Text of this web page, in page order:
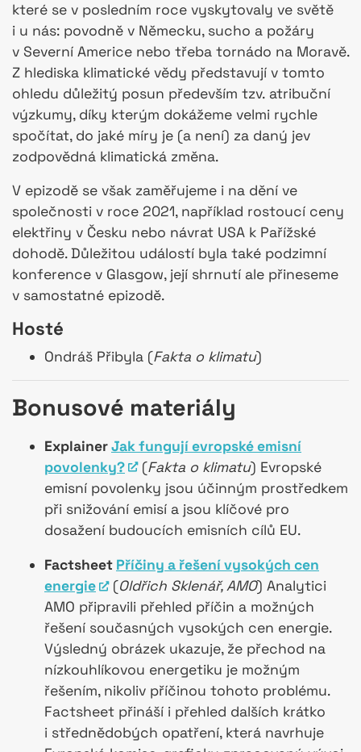
které se v posledním roce vyskytovaly ve světě
i u nás: povodně v Německu, sucho a požáry
v Severní Americe nebo třeba tornádo na Moravě.
Z hlediska klimatické vědy představují v tomto
ohledu důležitý posun především tzv. atribuční
výzkumy, díky kterým dokážeme velmi rychle
spočítat, do jaké míry je (a není) za daný jev
zodpovědná klimatická změna.
V epizodě se však zaměřujeme i na dění ve
společnosti v roce 2021, například rostoucí ceny
elektřiny v Česku nebo návrat USA k Pařížské
dohodě. Důležitou událostí byla také podzimní
konference v Glasgow, její shrnutí ale přineseme
v samostatné epizodě.
Hosté
Ondráš Přibyla (Fakta o klimatu)
Bonusové materiály
ExplainerJak fungují evropské emisní
povolenky?
(Fakta o klimatu) Evropské
emisní povolenky jsou účinným prostředkem
při snižování emisí a jsou klíčové pro
dosažení budoucích emisních cílů EU.
Factsheet Příčiny a řešení vysokých cen
energie
(Oldřich Sklenář, AMO) Analytici
AMO připravili přehled příčin a možných
řešení současných vysokých cen energie.
Výsledný obrázek ukazuje, že přechod na
nízkouhlíkovou energetiku je možným
řešením, nikoliv příčinou tohoto problému.
Factsheet přináší i přehled dalších krátko
i střednědobých opatření, která navrhuje